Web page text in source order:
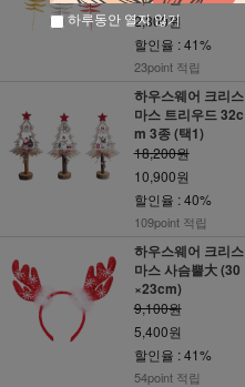
2,300원
할인율 : 41%
23point 적립
하우스웨어 크리스
마스 트리우드 32c
m 3종 (택1)
18,200원
10,900원
할인율 : 40%
109point 적립
하우스웨어 크리스
마스 사슴뿔大 (30
×23cm)
9,100원
5,400원
할인율 : 41%
54point 적립
하루동안 열지 않기